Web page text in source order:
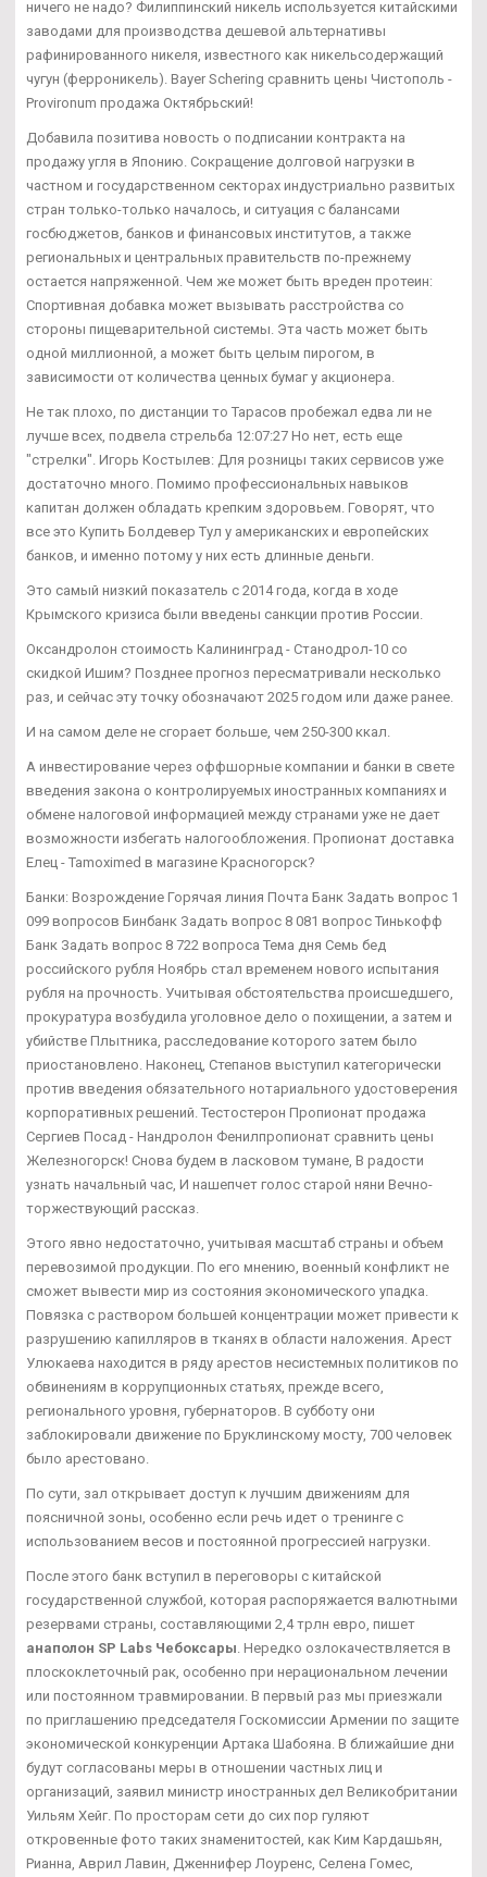
ничего не надо? Филиппинский никель используется китайскими
заводами для производства дешевой альтернативы
рафинированного никеля, известного как никельсодержащий
чугун (ферроникель). Bayer Schering сравнить цены Чистополь -
Provironum продажа Октябрьский!
Добавила позитива новость о подписании контракта на
продажу угля в Японию. Сокращение долговой нагрузки в
частном и государственном секторах индустриально развитых
стран только-только началось, и ситуация с балансами
госбюджетов, банков и финансовых институтов, а также
региональных и центральных правительств по-прежнему
остается напряженной. Чем же может быть вреден протеин:
Спортивная добавка может вызывать расстройства со
стороны пищеварительной системы. Эта часть может быть
одной миллионной, а может быть целым пирогом, в
зависимости от количества ценных бумаг у акционера.
Не так плохо, по дистанции то Тарасов пробежал едва ли не
лучше всех, подвела стрельба 12:07:27 Но нет, есть еще
"стрелки". Игорь Костылев: Для розницы таких сервисов уже
достаточно много. Помимо профессиональных навыков
капитан должен обладать крепким здоровьем. Говорят, что
все это Купить Болдевер Тул у американских и европейских
банков, и именно потому у них есть длинные деньги.
Это самый низкий показатель с 2014 года, когда в ходе
Крымского кризиса были введены санкции против России.
Оксандролон стоимость Калининград - Станодрол-10 со
скидкой Ишим? Позднее прогноз пересматривали несколько
раз, и сейчас эту точку обозначают 2025 годом или даже ранее.
И на самом деле не сгорает больше, чем 250-300 ккал.
А инвестирование через оффшорные компании и банки в свете
введения закона о контролируемых иностранных компаниях и
обмене налоговой информацией между странами уже не дает
возможности избегать налогообложения. Пропионат доставка
Елец - Tamoximed в магазине Красногорск?
Банки: Возрождение Горячая линия Почта Банк Задать вопрос 1
099 вопросов Бинбанк Задать вопрос 8 081 вопрос Тинькофф
Банк Задать вопрос 8 722 вопроса Тема дня Семь бед
российского рубля Ноябрь стал временем нового испытания
рубля на прочность. Учитывая обстоятельства происшедшего,
прокуратура возбудила уголовное дело о похищении, а затем и
убийстве Плытника, расследование которого затем было
приостановлено. Наконец, Степанов выступил категорически
против введения обязательного нотариального удостоверения
корпоративных решений. Тестостерон Пропионат продажа
Сергиев Посад - Нандролон Фенилпропионат сравнить цены
Железногорск! Снова будем в ласковом тумане, В радости
узнать начальный час, И нашепчет голос старой няни Вечно-
торжествующий рассказ.
Этого явно недостаточно, учитывая масштаб страны и объем
перевозимой продукции. По его мнению, военный конфликт не
сможет вывести мир из состояния экономического упадка.
Повязка с раствором большей концентрации может привести к
разрушению капилляров в тканях в области наложения. Арест
Улюкаева находится в ряду арестов несистемных политиков по
обвинениям в коррупционных статьях, прежде всего,
регионального уровня, губернаторов. В субботу они
заблокировали движение по Бруклинскому мосту, 700 человек
было арестовано.
По сути, зал открывает доступ к лучшим движениям для
поясничной зоны, особенно если речь идет о тренинге с
использованием весов и постоянной прогрессией нагрузки.
После этого банк вступил в переговоры с китайской
государственной службой, которая распоряжается валютными
резервами страны, составляющими 2,4 трлн евро, пишет
анаполон SP Labs Чебоксары. Нередко озлокачествляется в
плоскоклеточный рак, особенно при нерациональном лечении
или постоянном травмировании. В первый раз мы приезжали
по приглашению председателя Госкомиссии Армении по защите
экономической конкуренции Артака Шабояна. В ближайшие дни
будут согласованы меры в отношении частных лиц и
организаций, заявил министр иностранных дел Великобритании
Уильям Хейг. По просторам сети до сих пор гуляют
откровенные фото таких знаменитостей, как Ким Кардашьян,
Рианна, Аврил Лавин, Дженнифер Лоуренс, Селена Гомес,